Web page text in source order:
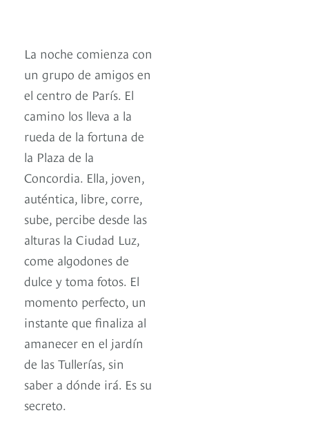
La noche comienza con
un grupo de amigos en
el centro de París. El
camino los lleva a la
rueda de la fortuna de
la Plaza de la
Concordia. Ella, joven,
auténtica, libre, corre,
sube, percibe desde las
alturas la Ciudad Luz,
come algodones de
dulce y toma fotos. El
momento perfecto, un
instante que finaliza al
amanecer en el jardín
de las Tullerías, sin
saber a dónde irá. Es su
secreto.